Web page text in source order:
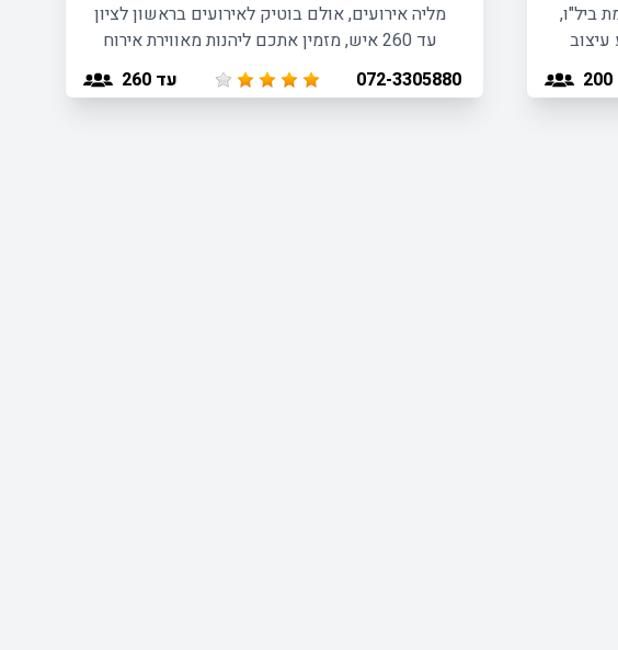
ביל"ו,
מציע עיצוב
מליה אירועים, אולם בוטיק לאירועים בראשון לציון
עד 260 איש, מזמין אתכם ליהנות מאווירת אירוח
מושלמת וליווי אישי לכל סוגי האירועים.072-3305880 עד 260